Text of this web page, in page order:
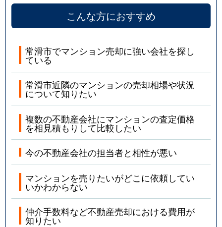
こんな方におすすめ
常滑市でマンション売却に強い会社を探し
ている
常滑市近隣のマンションの売却相場や状況
について知りたい
複数の不動産会社にマンションの査定価格
を相見積もりして比較したい
今の不動産会社の担当者と相性が悪い
マンションを売りたいがどこに依頼してい
いかわからない
仲介手数料など不動産売却における費用が
知りたい